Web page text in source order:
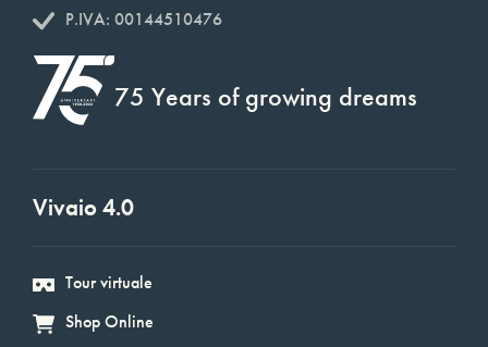
P.IVA: 00144510476
75 Years of growing dreams
Vivaio 4.0
Tour virtuale
Shop Online